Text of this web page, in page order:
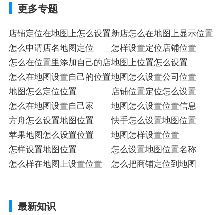
更多专题
店铺定位在地图上怎么设置新店怎么在地图上显示位置
怎么申请店名地图定位
怎样设置定位店铺位置
怎么在位置里添加自己的店地图上位置怎么设置
怎么在地图设置自己的位置地图怎么设置公司位置
地图怎么定位位置
店铺位置定位怎么设置
怎么在地图设置自己家
地图怎么设置位置信息
方舟怎么设置地图位置
快手怎么设置地图位置
苹果地图怎么设置位置
地图怎样设置位置
怎样设置地图位置
怎么设置地图位置名称
怎么样在地图上设置位置
怎么把商铺定位到地图
最新知识